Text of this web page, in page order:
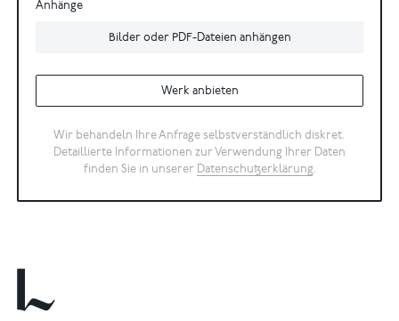
Anhänge
Bilder oder PDF-Dateien anhängen
Werk anbieten
Wir behandeln Ihre Anfrage selbstverständlich diskret.
Detaillierte Informationen zur Verwendung Ihrer Daten
finden Sie in unserer Datenschutzerklärung.